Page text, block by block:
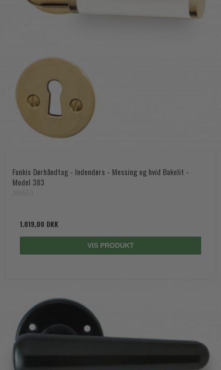
Funkis Dørhåndtag - Indendørs - Messing og hvid Bakelit -
Model 383
1.019,00 DKK
VIS PRODUKT